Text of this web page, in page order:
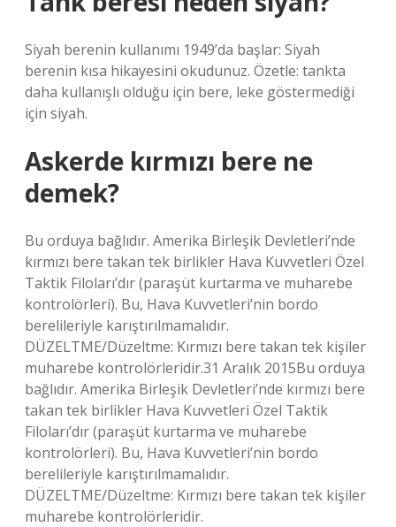
Siyah berenin kullanımı 1949’da başlar: Siyah
berenin kısa hikayesini okudunuz. Özetle: tankta
daha kullanışlı olduğu için bere, leke göstermediği
için siyah.
Askerde kırmızı bere ne
demek?
Bu orduya bağlıdır. Amerika Birleşik Devletleri’nde
kırmızı bere takan tek birlikler Hava Kuvvetleri Özel
Taktik Filoları’dır (paraşüt kurtarma ve muharebe
kontrolörleri). Bu, Hava Kuvvetleri’nin bordo
berelileriyle karıştırılmamalıdır.
DÜZELTME/Düzeltme: Kırmızı bere takan tek kişiler
muharebe kontrolörleridir.31 Aralık 2015Bu orduya
bağlıdır. Amerika Birleşik Devletleri’nde kırmızı bere
takan tek birlikler Hava Kuvvetleri Özel Taktik
Filoları’dır (paraşüt kurtarma ve muharebe
kontrolörleri). Bu, Hava Kuvvetleri’nin bordo
berelileriyle karıştırılmamalıdır.
DÜZELTME/Düzeltme: Kırmızı bere takan tek kişiler
muharebe kontrolörleridir.